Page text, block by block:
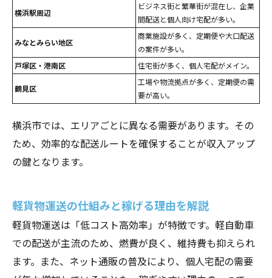
横浜駅周辺
ビジネス街と繁華街が混在し、企業
間配送と個人向け宅配が多い。
みなとみらい地区
商業施設が多く、定期便や大口配送
の案件が多い。
戸塚区・港南区
住宅街が多く、個人宅配がメイン。
鶴見区
工場や物流拠点が多く、定期便の需
要が高い。
横浜市では、エリアごとに異なる需要があります。その
ため、効率的な配送ルートを確保することが収入アップ
の鍵となります。
軽貨物運送の仕組みと稼げる理由を解説
軽貨物運送は「低コスト高効率」が特徴です。軽自動車
での配送が主流のため、燃費が良く、維持費も抑えられ
ます。また、ネット通販の普及により、個人宅配の需要